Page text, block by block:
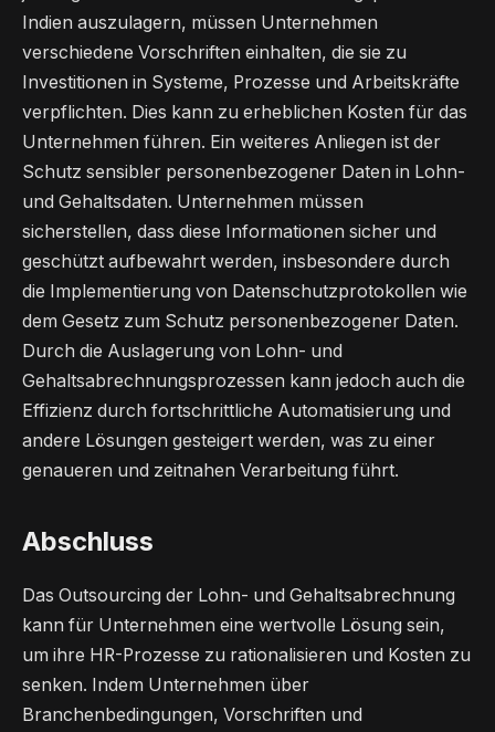
Indien auszulagern, müssen Unternehmen
verschiedene Vorschriften einhalten, die sie zu
Investitionen in Systeme, Prozesse und Arbeitskräfte
verpflichten. Dies kann zu erheblichen Kosten für das
Unternehmen führen. Ein weiteres Anliegen ist der
Schutz sensibler personenbezogener Daten in Lohn-
und Gehaltsdaten. Unternehmen müssen
sicherstellen, dass diese Informationen sicher und
geschützt aufbewahrt werden, insbesondere durch
die Implementierung von Datenschutzprotokollen wie
dem Gesetz zum Schutz personenbezogener Daten.
Durch die Auslagerung von Lohn- und
Gehaltsabrechnungsprozessen kann jedoch auch die
Effizienz durch fortschrittliche Automatisierung und
andere Lösungen gesteigert werden, was zu einer
genaueren und zeitnahen Verarbeitung führt.
Abschluss
Das Outsourcing der Lohn- und Gehaltsabrechnung
kann für Unternehmen eine wertvolle Lösung sein,
um ihre HR-Prozesse zu rationalisieren und Kosten zu
senken. Indem Unternehmen über
Branchenbedingungen, Vorschriften und